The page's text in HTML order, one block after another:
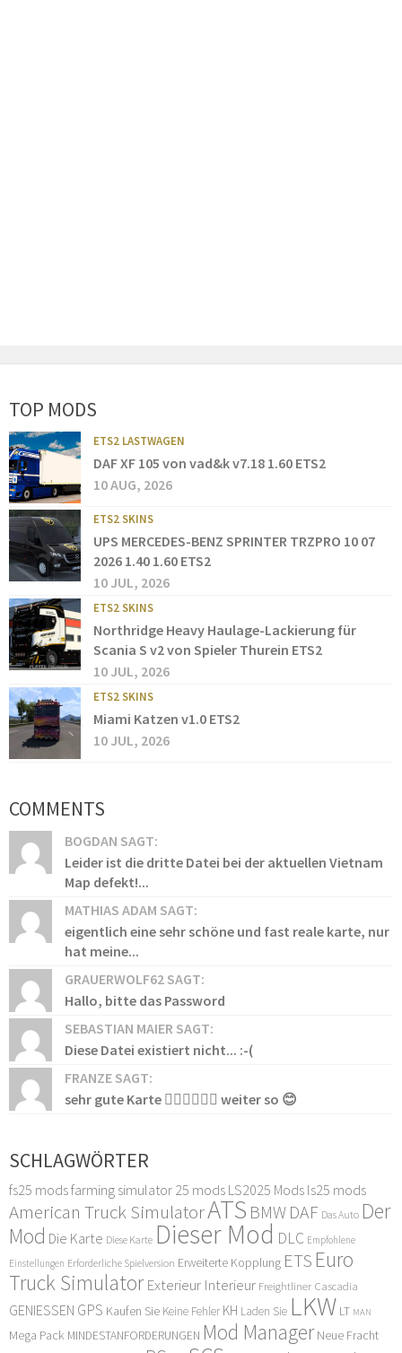
TOP MODS
ETS2 LASTWAGEN
DAF XF 105 von vad&k v7.18 1.60 ETS2
10 AUG, 2026
ETS2 SKINS
UPS MERCEDES-BENZ SPRINTER TRZPRO 10 07
2026 1.40 1.60 ETS2
10 JUL, 2026
ETS2 SKINS
Northridge Heavy Haulage-Lackierung für
Scania S v2 von Spieler Thurein ETS2
10 JUL, 2026
ETS2 SKINS
Miami Katzen v1.0 ETS2
10 JUL, 2026
COMMENTS
BOGDAN SAGT:
Leider ist die dritte Datei bei der aktuellen Vietnam
Map defekt!...
MATHIAS ADAM SAGT:
eigentlich eine sehr schöne und fast reale karte, nur
hat meine...
GRAUERWOLF62 SAGT:
Hallo, bitte das Password
SEBASTIAN MAIER SAGT:
Diese Datei existiert nicht... :-(
FRANZE SAGT:
sehr gute Karte 👍🏻👍🏻👍🏻 weiter so 😊
SCHLAGWÖRTER
fs25 modsfarming simulator 25 mods LS2025 Mods ls25 mods
American Truck SimulatorATS BMW DAF Das Auto Der
Mod Die Karte Diese Karte Dieser Mod DLC Empfohlene
Einstellungen Erforderliche Spielversion Erweiterte Kopplung ETS Euro
Truck Simulator Exterieur Interieur Freightliner Cascadia
GENIESSEN GPS Kaufen Sie Keine Fehler KH Laden Sie LKW LT MAN
Mega Pack MINDESTANFORDERUNGEN Mod Manager Neue Fracht